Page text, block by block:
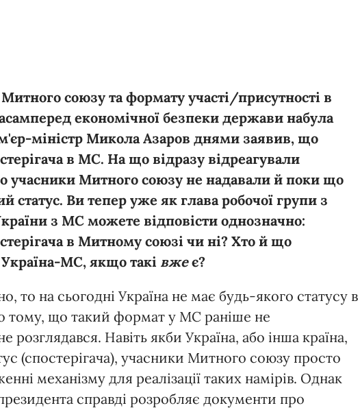
союзу та формату участі/присутності в
економічної безпеки держави набула
міністр Микола Азаров днями заявив, що
в МС. На що відразу відреагували
учасники Митного союзу не надавали й поки що
статус. Ви тепер уже як глава робочої групи з
з МС можете відповісти однозначно:
в Митному союзі чи ні? Хто й що
МС, якщо такі вжеє?
то на сьогодні Україна не має будь-якого статусу в
тому, що такий формат у МС раніше не
розглядався. Навіть якби Україна, або інша країна,
(спостерігача), учасники Митного союзу просто
механізму для реалізації таких намірів. Однак
справді розробляє документи про